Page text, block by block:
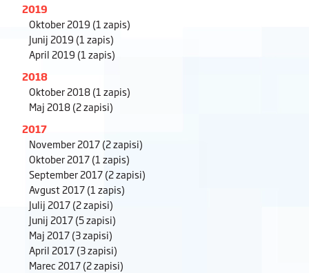
2019
Oktober 2019 (1 zapis)
Junij 2019 (1 zapis)
April 2019 (1 zapis)
2018
Oktober 2018(1 zapis)
Maj 2018(2 zapisi)
2017
November 2017(2 zapisi)
Oktober 2017(1 zapis)
September 2017(2 zapisi)
Avgust 2017(1 zapis)
Julij 2017(2 zapisi)
Junij 2017(5 zapisi)
Maj 2017(3 zapisi)
April 2017(3 zapisi)
Marec 2017(2 zapisi)